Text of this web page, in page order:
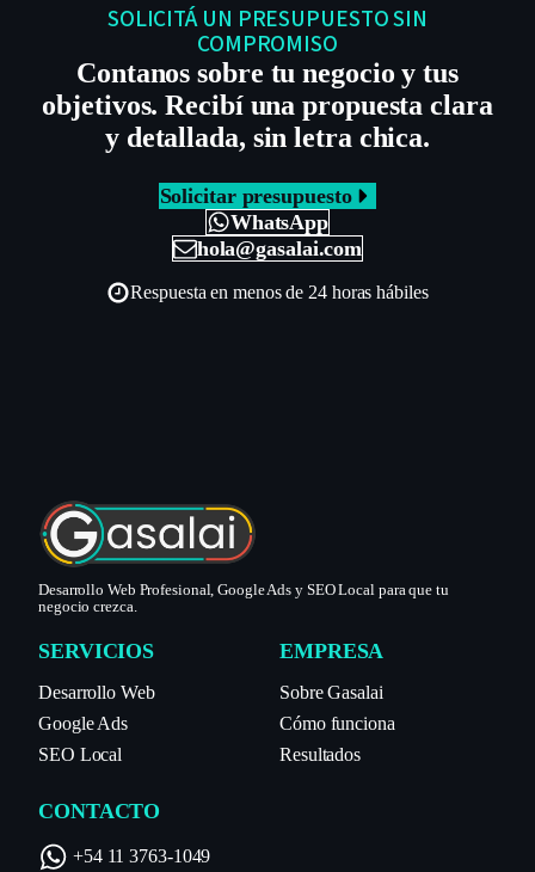
SOLICITÁ UN PRESUPUESTO SIN
COMPROMISO
Contanos sobre tu negocio y tus
objetivos. Recibí una propuesta clara
y detallada, sin letra chica.
Solicitar presupuesto
WhatsApp
hola@gasalai.com
Respuesta en menos de 24 horas hábiles
Desarrollo Web Profesional, Google Ads y SEO Local para que tu
negocio crezca.
SERVICIOS
Desarrollo Web
Google Ads
SEO Local
EMPRESA
Sobre Gasalai
Cómo funciona
Resultados
CONTACTO
+54 11 3763-1049